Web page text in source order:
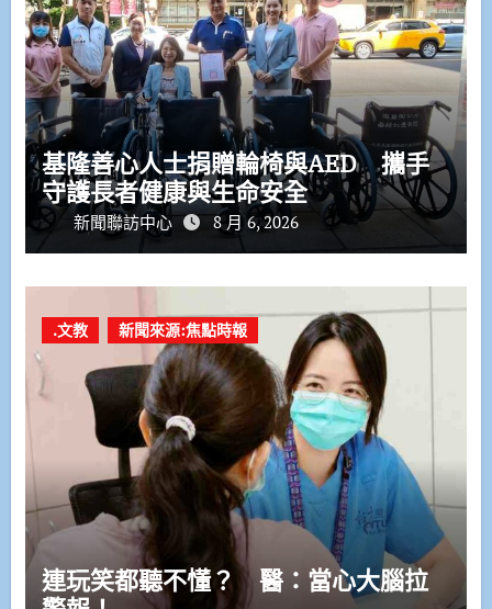
基隆善心人士捐贈輪椅與AED 攜手
守護長者健康與生命安全
新聞聯訪中心 8 月 6, 2026
.文教 新聞來源:焦點時報
連玩笑都聽不懂？ 醫：當心大腦拉